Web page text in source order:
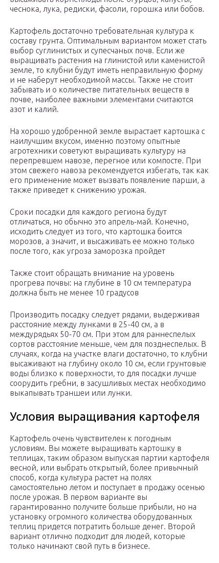
чеснока, лука, редиски, фасоли, горошка или бобов.
Картофель достаточно требовательная культура к
составу грунта. Оптимальным вариантом может стать
выбор суглинистых и супесчаных почв. Если же
выращивать растения на глинистой или каменистой
земле, то клубни будут иметь неправильную форму
и не наберут необходимой массы. Также не стоит
забывать и о количестве питательных веществ в
почве, наиболее важными элементами считаются
азот и калий.
На хорошо удобренной земле вырастает картошка с
наилучшим вкусом, именно поэтому опытные
агротехники советуют выращивать культуру на
перепревшем навозе, перегное или компосте. При
этом свежего навоза рекомендуется избегать, так как
его применение может вызвать появление парши, а
также приведет к снижению урожая.
Сроки посадки для каждого региона будут
отличаться, но обычно это апрель-май. Конечно,
исходить следует из того, что картошка боится
морозов, а значит, и высаживать ее можно только
после того, как угроза заморозка пройдет
Также стоит обращать внимание на уровень
прогрева почвы: на глубине в 10 см температура
должна быть не менее 10 градусов
Производить посадку следует рядами, выдерживая
расстояние между лунками в 25-40 см, а в
междурядьях 50-70 см. При этом для раннеспелых
сортов расстояние меньше, чем для позднеспелых. В
случаях, когда на участке влаги достаточно, то клубни
высаживают на глубину около 10 см, если грунтовые
воды близко к поверхности, то для посадки лучше
соорудить гребни, в засушливых местах необходимо
выкапывать траншеи или лунки.
Условия выращивания картофеля
Картофель очень чувствителен к погодным
условиям. Вы можете выращивать картошку в
теплицах, таким образом выпуская партии картофеля
весной, или выбрать открытый, более привычный
способ, когда культура растет на полях
самостоятельно летом и поступает в продажу осенью
после урожая. В первом варианте вы
гарантированно получите больше прибыли, но на
установку огромного количества оборудованных
теплиц придется потратить больше денег. Второй
вариант отлично подходит для людей, которые
только начинают свой путь в бизнесе.